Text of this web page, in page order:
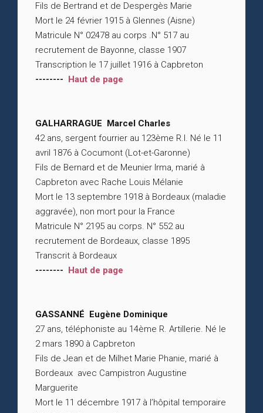
Fils de Bertrand et de Despergès Marie
Mort le 24 février 1915 à Glennes (Aisne)
Matricule N° 02478 au corps .N° 517 au
recrutement de Bayonne, classe 1907
Transcription le 17 juillet 1916 à Capbreton
-------- Haut de page
GALHARRAGUE Marcel Charles
42 ans, sergent fourrier au 123ème R.I. Né le 11
avril 1876 à Cocumont (Lot-et-Garonne)
Fils de Bernard et de Meunier Irma, marié à
Capbreton avec Rache Louis Mélanie
Mort le 13 septembre 1918 à Bordeaux (maladie
aggravée), non mort pour la France
Matricule N° 2195 au corps. N° 552 au
recrutement de Bordeaux, classe 1895
Transcrit à Bordeaux
-------- Haut de page
GASSANNÉ Eugène Dominique
27 ans, téléphoniste au 14ème R. Artillerie. Né le
2 mars 1890 à Capbreton
Fils de Jean et de Milhet Marie Phanie, marié à
Bordeaux avec Campistron Augustine
Marguerite
Mort le 11 décembre 1917 à l’hôpital temporaire